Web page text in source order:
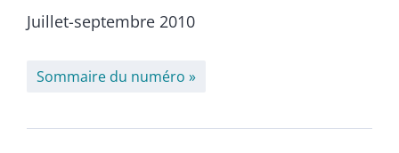
Juillet-septembre 2010
Sommaire du numéro